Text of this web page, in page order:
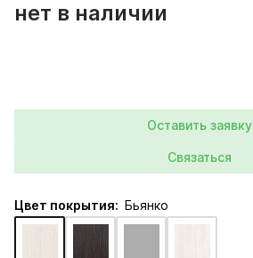
нет в наличии
Оставить заявку
Связаться
Цвет покрытия: Бьянко